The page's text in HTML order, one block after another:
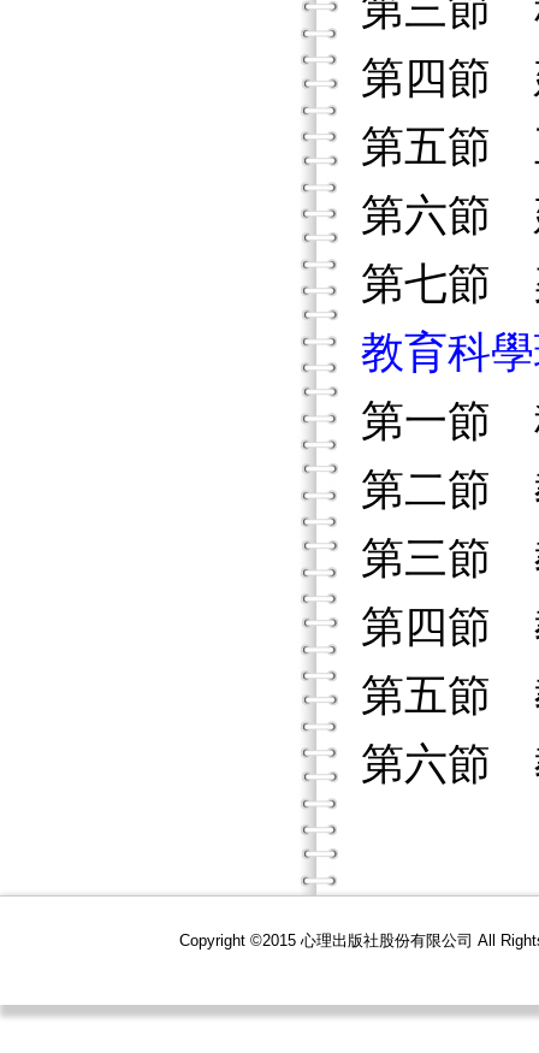
第三節
第四節
第五節
第六節
第七節
教育科
第一節
第二節
第三節
第四節
第五節
第六節
Copyright ©2015 心理出版社股份有限公司 All